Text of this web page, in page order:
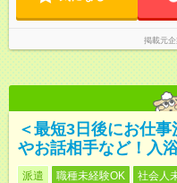
掲載元企
＜最短3日後にお仕
やお話相手など！入
派遣 職種未経験OK 社会人